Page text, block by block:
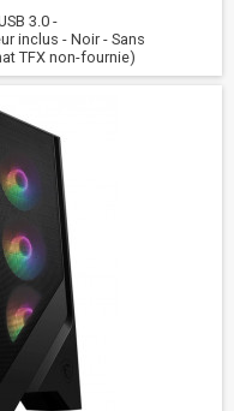
3.0 -
inclus - Noir - Sans
TFX non-fournie)